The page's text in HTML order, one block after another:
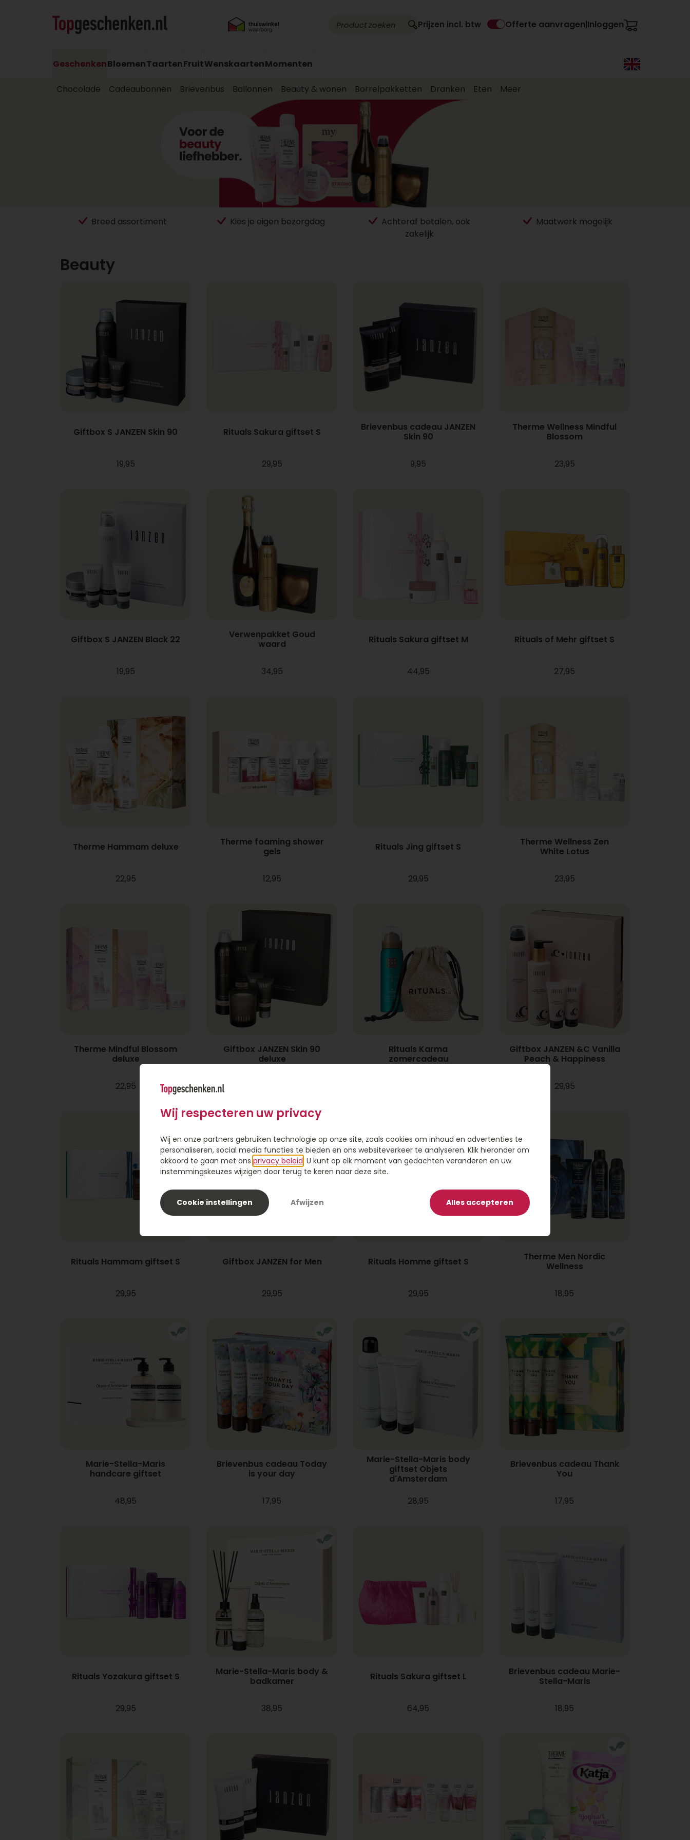
Prijzen incl. btw Offerte aanvragen Inloggen
GeschenkenBloemenTaartenFruitWenskaartenMomenten
Chocolade Cadeaubonnen Brievenbus Ballonnen Beauty & wonen Borrelpakketten Dranken Eten Meer
Breed assortiment Kies je eigen bezorgdag
Achteraf betalen, ook
zakelijk
Maatwerk mogelijk
Beauty
Giftbox S JANZEN Skin 90
19,95
Rituals Sakura giftset S
29,95
Brievenbus cadeau JANZEN
Skin 90
9,95
Therme Wellness Mindful
Blossom
23,95
Giftbox S JANZEN Black 22
19,95
Verwenpakket Goud
waard
34,95
Rituals Sakura giftset M
44,95
Rituals of Mehr giftset S
27,95
Therme Hammam deluxe
22,95
Therme foaming shower
gels
12,95
Rituals Jing giftset S
29,95
Therme Wellness Zen
White Lotus
23,95
Therme Mindful Blossom
deluxe
22,95
Giftbox JANZEN Skin 90
deluxe
Rituals Karma
zomercadeau
Giftbox JANZEN &C Vanilla
Peach & Happiness
29,95
Rituals Hammam giftset S
29,95
Giftbox JANZEN for Men
29,95
Rituals Homme giftset S
29,95
Therme Men Nordic
Wellness
18,95
Marie-Stella-Maris
handcare giftset
48,95
Brievenbus cadeau Today
is your day
17,95
Marie-Stella-Maris body
giftset Objets
d'Amsterdam
28,95
Brievenbus cadeau Thank
You
17,95
Rituals Yozakura giftset S
29,95
Marie-Stella-Maris body &
badkamer
38,95
Rituals Sakura giftset L
64,95
Brievenbus cadeau Marie-
Stella-Maris
18,95
Wij respecteren uw privacy
Wij en onze partners gebruiken technologie op onze site, zoals cookies om inhoud en advertenties te
personaliseren, social media functies te bieden en ons websiteverkeer te analyseren. Klik hieronder om
akkoord te gaan met ons privacy beleid . U kunt op elk moment van gedachten veranderen en uw
instemmingskeuzes wijzigen door terug te keren naar deze site.
Alles accepteren
Cookie instellingen Afwijzen